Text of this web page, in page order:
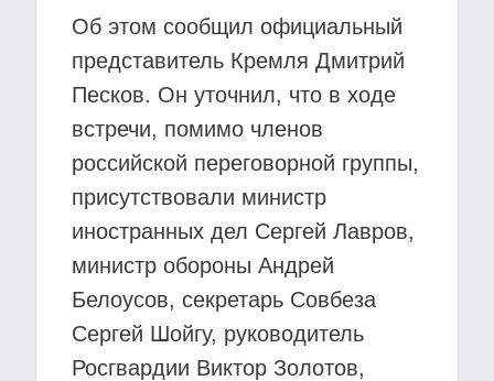
Об этом сообщил официальный
представитель Кремля Дмитрий
Песков. Он уточнил, что в ходе
встречи, помимо членов
российской переговорной группы,
присутствовали министр
иностранных дел Сергей Лавров,
министр обороны Андрей
Белоусов, секретарь Совбеза
Сергей Шойгу, руководитель
Росгвардии Виктор Золотов,